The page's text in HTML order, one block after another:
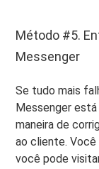
Método #5.
Messenger
Se tudo mais
Messenger
maneira de
ao cliente.
você pode